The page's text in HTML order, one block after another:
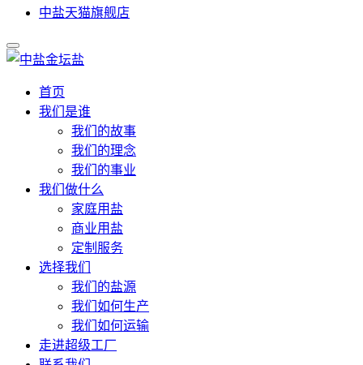
中盐天猫旗舰店
首页
我们是谁
我们的故事
我们的理念
我们的事业
我们做什么
家庭用盐
商业用盐
定制服务
选择我们
我们的盐源
我们如何生产
我们如何运输
走进超级工厂